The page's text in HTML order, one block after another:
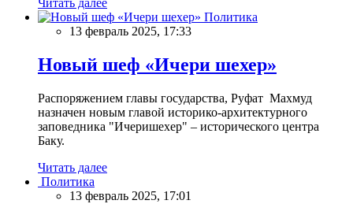
Политика
13 февраль 2025, 17:33
Новый шеф «Ичери шехер»
Распоряжением главы государства, Руфат Махмуд
назначен новым главой историко-архитектурного
заповедника "Ичеришехер" – исторического центра
Баку.
Читать далее
Политика
13 февраль 2025, 17:01